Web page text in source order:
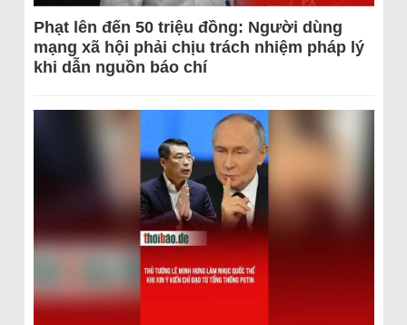
Phạt lên đến 50 triệu đồng: Người dùng
mạng xã hội phải chịu trách nhiệm pháp lý
khi dẫn nguồn báo chí